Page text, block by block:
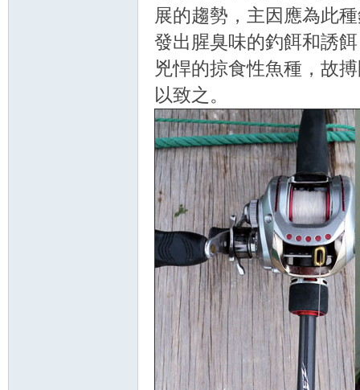
展的趨勢，主因應為此
發出腥臭味的釣餌和誘
兇悍的掠食性魚種，故
以致之。